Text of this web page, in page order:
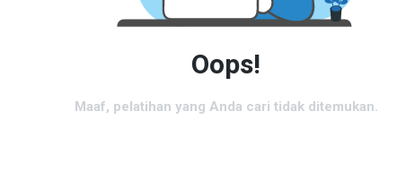
Oops!
Maaf, pelatihan yang Anda cari tidak ditemukan.